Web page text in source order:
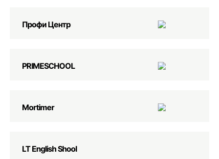
Профи Центр
PRIMESCHOOL
Mortimer
LT English Shool